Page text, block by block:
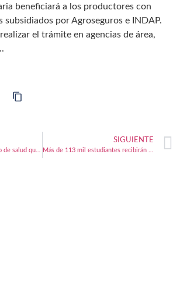
beneficiará a los productores con
subsidiados por Agroseguros e INDAP.
el trámite en agencias de área,
SIGUIENTE